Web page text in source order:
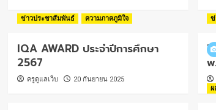
ข่าวประชาสัมพันธ์
ความภาคภูมิใจ
IQA AWARD ประจำปีการศึกษา
2567
ครูดูแลเว็บ 20 กันยายน 2025
ข่
ผ